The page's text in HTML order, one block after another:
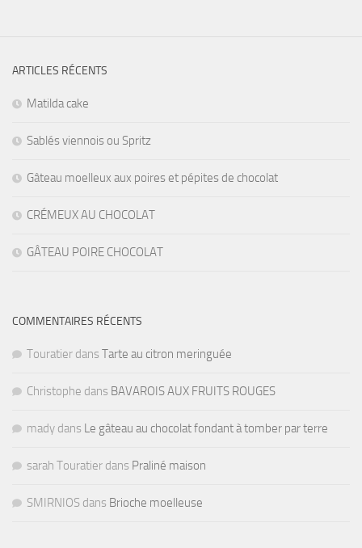
ARTICLES RÉCENTS
Matilda cake
Sablés viennois ou Spritz
Gâteau moelleux aux poires et pépites de chocolat
CRÉMEUX AU CHOCOLAT
GÂTEAU POIRE CHOCOLAT
COMMENTAIRES RÉCENTS
Touratier dans Tarte au citron meringuée
Christophe dans BAVAROIS AUX FRUITS ROUGES
mady dans Le gâteau au chocolat fondant à tomber par terre
sarah Touratier dans Praliné maison
SMIRNIOS dans Brioche moelleuse